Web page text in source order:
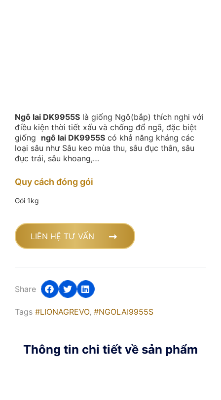
Ngô lai DK9955S là giống Ngô(bắp) thích nghi với
điều kiện thời tiết xấu và chống đổ ngã, đặc biệt
giống ngô lai DK9955S có khả năng kháng các
loại sâu như Sâu keo mùa thu, sâu đục thân, sâu
đục trái, sâu khoang,…
Quy cách đóng gói
Gói 1kg
LIÊN HỆ TƯ VẤN
Share
Tags #LIONAGREVO, #NGOLAI9955S
Thông tin chi tiết về sản phẩm